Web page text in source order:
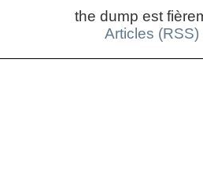
the dump est
Articles (RSS)